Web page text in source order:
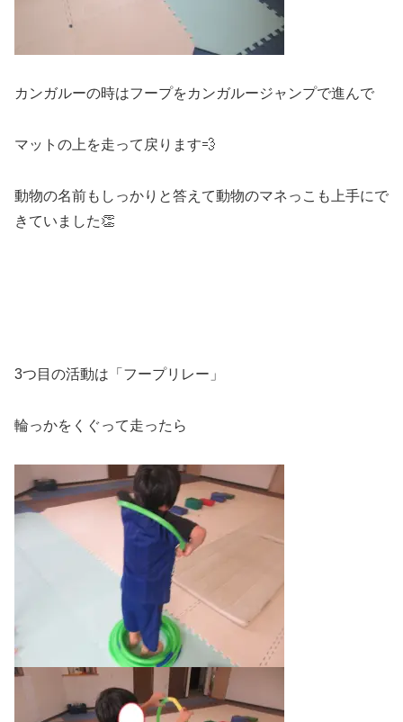
カンガルーの時はフープをカンガルージャンプで進んで
マットの上を走って戻ります💨
動物の名前もしっかりと答えて動物のマネっこも上手にで
きていました👏
3つ目の活動は「フープリレー」
輪っかをくぐって走ったら